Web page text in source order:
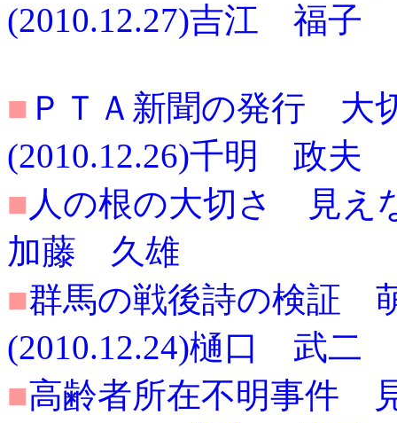
(2010.12.27)吉江 福子
■ ＰＴＡ新聞の発行 大
(2010.12.26)千明 政夫
■ 人の根の大切さ 見え
加藤 久雄
■群馬の戦後詩の検証
(2010.12.24)樋口 武二
■高齢者所在不明事件